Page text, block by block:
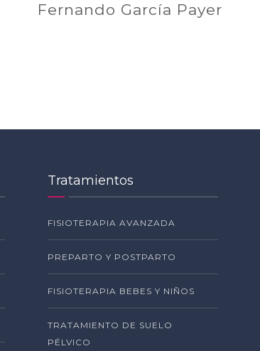
Fernando García Payer
Tratamientos
FISIOTERAPIA AVANZADA
PREPARTO Y POSTPARTO
FISIOTERAPIA BEBES Y NIÑOS
TRATAMIENTO DE SUELO
PÉLVICO